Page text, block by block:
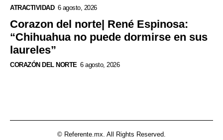
ATRACTIVIDAD 6 agosto, 2026
Corazon del norte| René Espinosa:
“Chihuahua no puede dormirse en sus
laureles”
CORAZÓN DEL NORTE 6 agosto, 2026
© Referente.mx. All Rights Reserved.